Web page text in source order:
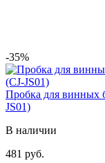
-35%
Пробка для винных
JS01)
В наличии
481 руб.